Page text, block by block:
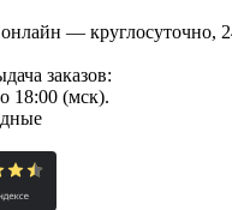
— круглосуточно,
заказов:
18:00 (мск).